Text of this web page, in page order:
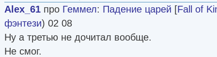
Alex_61 про Геммел: Падение царей [Fall of
фэнтези) 02 08
Ну а третью не дочитал вообще.
Не смог.